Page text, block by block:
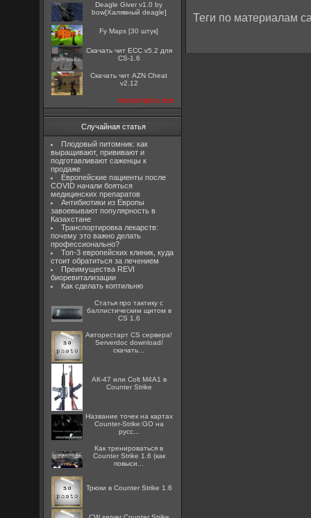
Deagle Giver v1.0 by
bow[Халявный deagle]
Fy Maps [30 штук]
Скачать чит ECC v5.2 для
CS-1.6
Скачать чит AZN Cheat
v2.12
посмотреть все
Случайная статья
Плодовый питомник: как
выращивают, прививают и
подготавливают саженцы к
продаже
Европейские пациенты после
COVID начали бояться
медицинских препаратов
Антибиотики из Европы
завоевывают популярность в
Казахстане
Транспортировка лекарств:
почему это важно делать
профессионально?
Топ-3 европейских клиник, куда
стоит обратиться за лечением
Преимущества REVI
биоревитализации
Как сделать коптильню
Статья про тактику с
баллистическим щитом в
CS 1.6
Авторестарт CS сервера!
Serverdoc download/
скачать...
АК-47 или Colt M4A1 в
Counter Strike
Название точек на картах
Counter-Strike:GO на
русс...
Как тренироваться в
Counter Strike 1.6 (как
повыси...
Трюки в Counter Strike 1.6
Теги по материалам